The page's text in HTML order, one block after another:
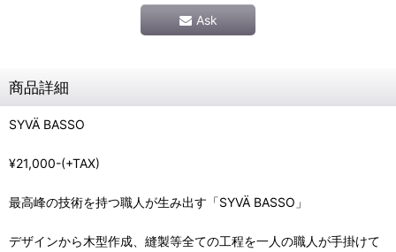
Ask
商品詳細
SYVÄ BASSO
¥21,000-(+TAX)
最高峰の技術を持つ職人が生み出す「SYVÄ BASSO」
デザインから木型作成、縫製等全ての工程を一人の職人が手掛けて